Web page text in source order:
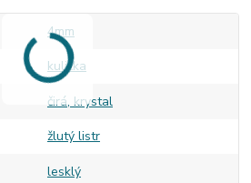
4mm
kulička
čirá, krystal
žlutý listr
lesklý